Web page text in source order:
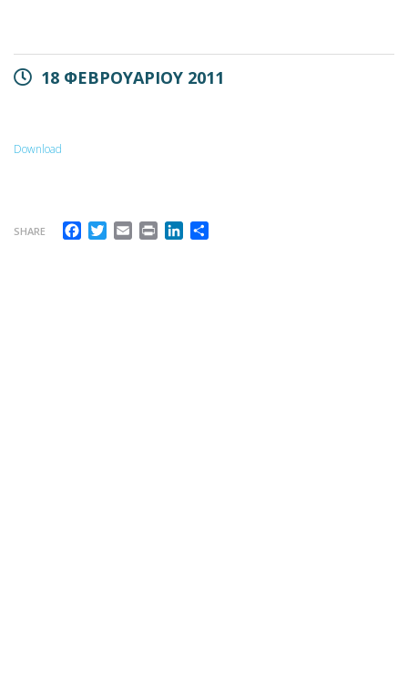
18 ΦΕΒΡΟΥΑΡΙΟΥ 2011
Download
SHARE Facebook
Twitter
EmailPrintLinkedIn